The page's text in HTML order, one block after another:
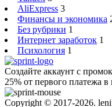
AliExpress 3
Финансы и экономика
Без рубрики 1
Интернет заработок 1
Психология 1
Создайте аккаунт с
25% от первого платежа в
Copyright © 2017-2026.